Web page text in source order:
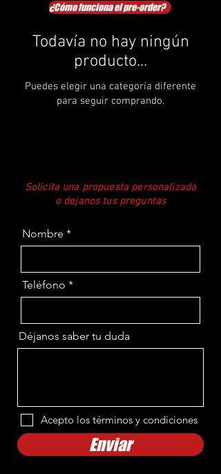
Todavía no hay ningún
producto...
Puedes elegir una categoría diferente
para seguir comprando.
¿Cómo funciona el pre-order?
Solicita una propuesta personalizada
o dejanos tus preguntas
Nombre
Teléfono
Déjanos saber tu duda
Acepto los términos y condiciones
Enviar